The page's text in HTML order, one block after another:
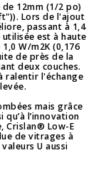
de 12mm (1/2 po)
Lors de l'ajout
passant à 1,4
utilisée est à haute
1,0 W/m2K (0,176
de près de la
deux couches.
ralentir l'échange
mais grâce
l’innovation
Crislan® Low-E
de vitrages à
U aussi